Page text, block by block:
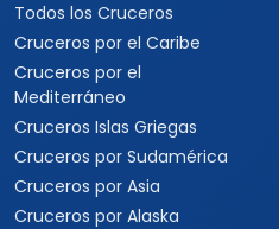
Todos los Cruceros
Cruceros por el Caribe
Cruceros por el
Mediterráneo
Cruceros Islas Griegas
Cruceros por Sudamérica
Cruceros por Asia
Cruceros por Alaska